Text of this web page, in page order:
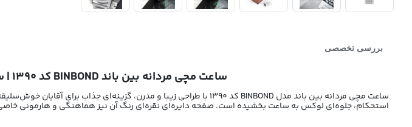
بررسی تخصصی
ساعت مچی مردانه بین باند BINBOND کد 1390 | ساعت مردانه صفحه خاص | ساعت نقره ای مردانه
ساعت مچی مردانه بین باند مدل BINBOND کد 1390 با طراحی زیبا و مدرن، گزینه‌ای جذاب برای آقایان خوش‌سلیقه و خاص‌پسند است. این
استحکام، جلوه‌ای لوکس به ساعت بخشیده است. صفحه دایره‌ای نقره‌ای رنگ آن نیز هماهنگی و هارمونی